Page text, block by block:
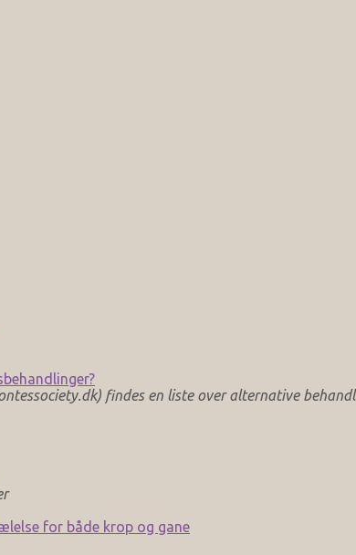
findes en liste over alternative behandl
for både krop og gane